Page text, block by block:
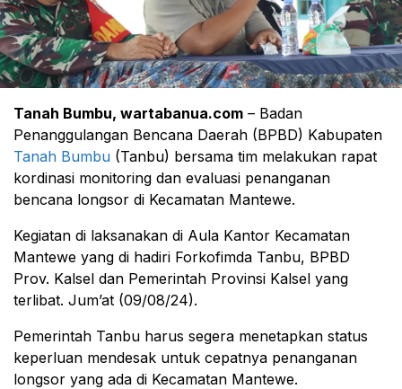
Tanah Bumbu, wartabanua.com – Badan
Penanggulangan Bencana Daerah (BPBD) Kabupaten
Tanah Bumbu (Tanbu) bersama tim melakukan rapat
kordinasi monitoring dan evaluasi penanganan
bencana longsor di Kecamatan Mantewe.
Kegiatan di laksanakan di Aula Kantor Kecamatan
Mantewe yang di hadiri Forkofimda Tanbu, BPBD
Prov. Kalsel dan Pemerintah Provinsi Kalsel yang
terlibat. Jum’at (09/08/24).
Pemerintah Tanbu harus segera menetapkan status
keperluan mendesak untuk cepatnya penanganan
longsor yang ada di Kecamatan Mantewe.